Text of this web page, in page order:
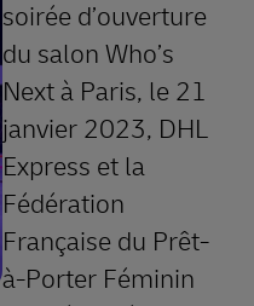
soirée d’ouverture
du salon Who’s
Next à Paris, le 21
janvier 2023, DHL
Express et la
Fédération
Française du Prêt-
à-Porter Féminin